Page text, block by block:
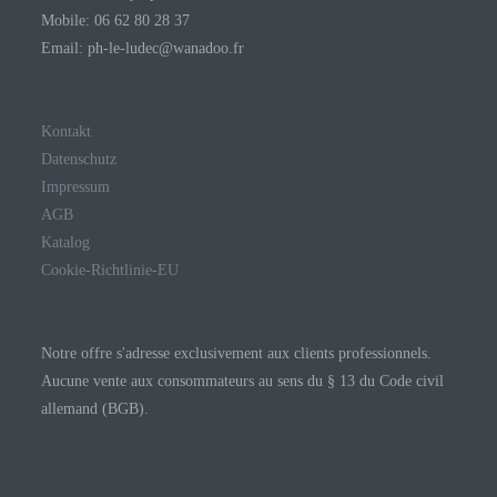
Mobile: 06 62 80 28 37
Email: ph-le-ludec@wanadoo.fr
Kontakt
Datenschutz
Impressum
AGB
Katalog
Cookie-Richtlinie-EU
Notre offre s'adresse exclusivement aux clients professionnels.
Aucune vente aux consommateurs au sens du § 13 du Code civil
allemand (BGB).